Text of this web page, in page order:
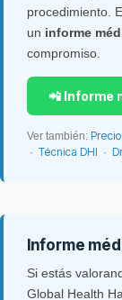
procedimiento.
un informe
compromiso.
📲 Informe
Ver también:
· Técnica DHI ·
Informe
Si estás
Global Health